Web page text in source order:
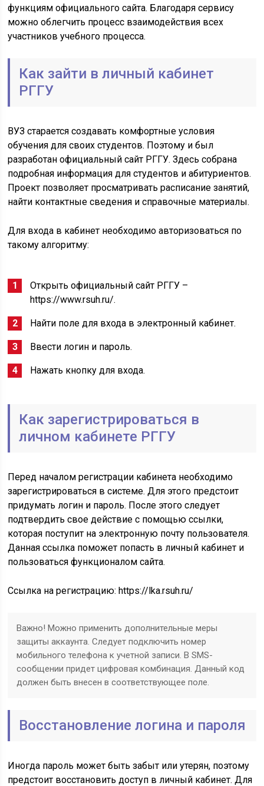
функциям официального сайта. Благодаря сервису
можно облегчить процесс взаимодействия всех
участников учебного процесса.
Как зайти в личный кабинет
РГГУ
ВУЗ старается создавать комфортные условия
обучения для своих студентов. Поэтому и был
разработан официальный сайт РГГУ. Здесь собрана
подробная информация для студентов и абитуриентов.
Проект позволяет просматривать расписание занятий,
найти контактные сведения и справочные материалы.
Для входа в кабинет необходимо авторизоваться по
такому алгоритму:
Открыть официальный сайт РГГУ –
https://www.rsuh.ru/.
Найти поле для входа в электронный кабинет.
Ввести логин и пароль.
Нажать кнопку для входа.
Как зарегистрироваться в
личном кабинете РГГУ
Перед началом регистрации кабинета необходимо
зарегистрироваться в системе. Для этого предстоит
придумать логин и пароль. После этого следует
подтвердить свое действие с помощью ссылки,
которая поступит на электронную почту пользователя.
Данная ссылка поможет попасть в личный кабинет и
пользоваться функционалом сайта.
Ссылка на регистрацию: https://lka.rsuh.ru/
Важно! Можно применить дополнительные меры
защиты аккаунта. Следует подключить номер
мобильного телефона к учетной записи. В SMS-
сообщении придет цифровая комбинация. Данный код
должен быть внесен в соответствующее поле.
Восстановление логина и пароля
Иногда пароль может быть забыт или утерян, поэтому
предстоит восстановить доступ в личный кабинет. Для